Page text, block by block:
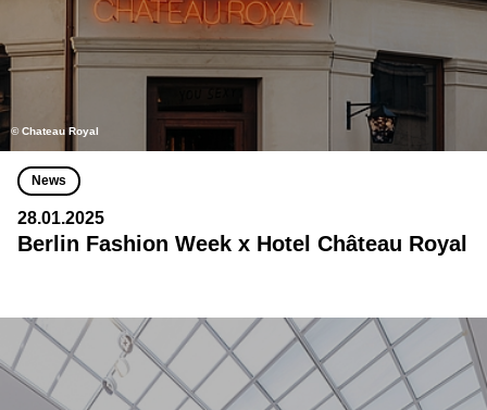
© Chateau Royal
News
28.01.2025
Berlin Fashion Week x Hotel Château Royal